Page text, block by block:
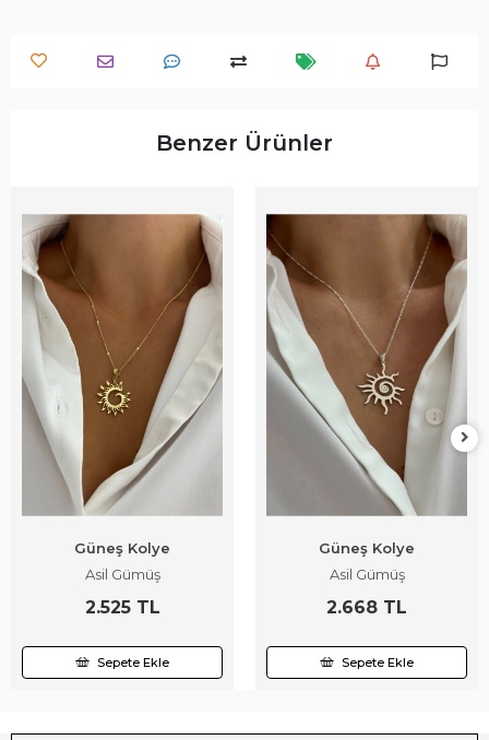
Benzer Ürünler
Güneş Kolye
Asil Gümüş
2.525 TL
Sepete Ekle
Güneş Kolye
Asil Gümüş
2.668 TL
Sepete Ekle